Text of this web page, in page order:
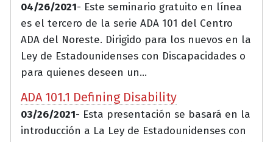
04/26/2021- Este seminario gratuito en línea
es el tercero de la serie ADA 101 del Centro
ADA del Noreste. Dirigido para los nuevos en la
Ley de Estadounidenses con Discapacidades o
para quienes deseen un...
ADA 101.1 Defining Disability
03/26/2021- Esta presentación se basará en la
introducción a La Ley de Estadounidenses con